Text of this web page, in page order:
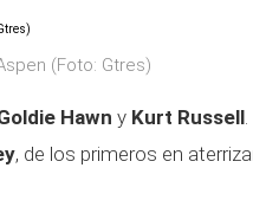
(Foto: Gtres)
Hawn y Kurt Russell
, de los primeros en